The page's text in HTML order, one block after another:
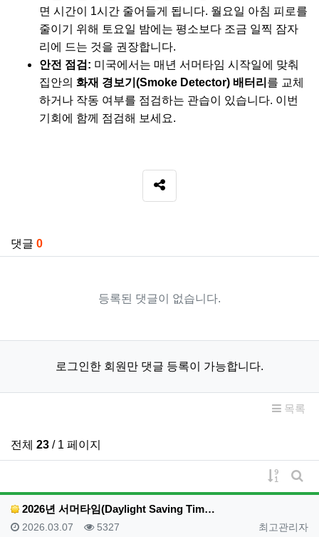
면 시간이 1시간 줄어들게 됩니다. 월요일 아침 피로를
줄이기 위해 토요일 밤에는 평소보다 조금 일찍 잠자
리에 드는 것을 권장합니다.
안전 점검: 미국에서는 매년 서머타임 시작일에 맞춰
집안의 화재 경보기(Smoke Detector) 배터리 를 교체
하거나 작동 여부를 점검하는 관습이 있습니다. 이번
기회에 함께 점검해 보세요.
SNS 공유
댓글 0
등록된 댓글이 없습니다.
로그인한 회원만 댓글 등록이 가능합니다.
목록
전체 23 / 1 페이지
게시물
게
2026년 서머타임(Daylight Saving Tim…
등록자
최고관리자
등록일
2026.03.07 조회
5327